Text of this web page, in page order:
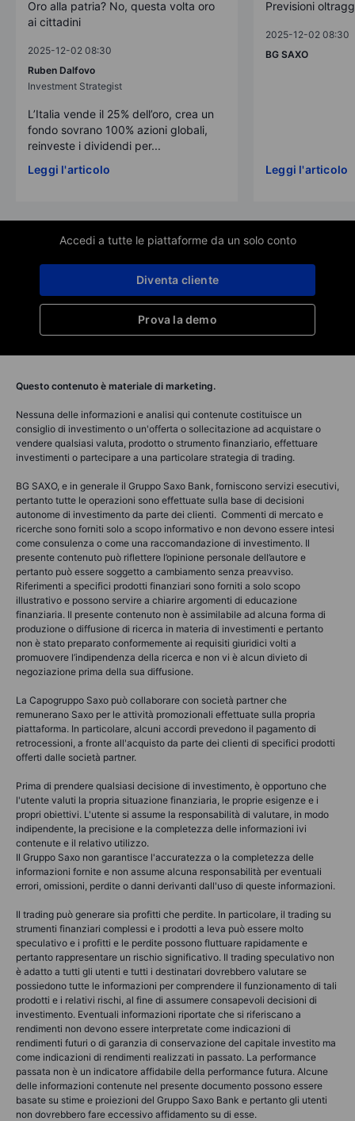
Oro alla patria? No, questa volta oro
ai cittadini
2025-12-02 08:30
Ruben Dalfovo
Investment Strategist
L’Italia vende il 25% dell’oro, crea un
fondo sovrano 100% azioni globali,
reinveste i dividendi per...
Leggi l'articolo
Previsioni
2025-12-02 08:30
BG SAXO
Leggi l'articolo
Accedi a tutte le piattaforme da un solo conto
Prova la demo
Diventa cliente
Questo contenuto è materiale di marketing.
Nessuna delle informazioni e analisi qui contenute costituisce un
consiglio di investimento o un'offerta o sollecitazione ad acquistare o
vendere qualsiasi valuta, prodotto o strumento finanziario, effettuare
investimenti o partecipare a una particolare strategia di trading.
BG SAXO, e in generale il Gruppo Saxo Bank, forniscono servizi esecutivi,
pertanto tutte le operazioni sono effettuate sulla base di decisioni
autonome di investimento da parte dei clienti. Commenti di mercato e
ricerche sono forniti solo a scopo informativo e non devono essere intesi
come consulenza o come una raccomandazione di investimento. Il
presente contenuto può riflettere l’opinione personale dell’autore e
pertanto può essere soggetto a cambiamento senza preavviso.
Riferimenti a specifici prodotti finanziari sono forniti a solo scopo
illustrativo e possono servire a chiarire argomenti di educazione
finanziaria. Il presente contenuto non è assimilabile ad alcuna forma di
produzione o diffusione di ricerca in materia di investimenti e pertanto
non è stato preparato conformemente ai requisiti giuridici volti a
promuovere l’indipendenza della ricerca e non vi è alcun divieto di
negoziazione prima della sua diffusione.
La Capogruppo Saxo può collaborare con società partner che
remunerano Saxo per le attività promozionali effettuate sulla propria
piattaforma. In particolare, alcuni accordi prevedono il pagamento di
retrocessioni, a fronte all'acquisto da parte dei clienti di specifici prodotti
offerti dalle società partner.
Prima di prendere qualsiasi decisione di investimento, è opportuno che
l'utente valuti la propria situazione finanziaria, le proprie esigenze e i
propri obiettivi. L'utente si assume la responsabilità di valutare, in modo
indipendente, la precisione e la completezza delle informazioni ivi
contenute e il relativo utilizzo.
Il Gruppo Saxo non garantisce l'accuratezza o la completezza delle
informazioni fornite e non assume alcuna responsabilità per eventuali
errori, omissioni, perdite o danni derivanti dall'uso di queste informazioni.
Il trading può generare sia profitti che perdite. In particolare, il trading su
strumenti finanziari complessi e i prodotti a leva può essere molto
speculativo e i profitti e le perdite possono fluttuare rapidamente e
pertanto rappresentare un rischio significativo. Il trading speculativo non
è adatto a tutti gli utenti e tutti i destinatari dovrebbero valutare se
possiedono tutte le informazioni per comprendere il funzionamento di tali
prodotti e i relativi rischi, al fine di assumere consapevoli decisioni di
investimento. Eventuali informazioni riportate che si riferiscano a
rendimenti non devono essere interpretate come indicazioni di
rendimenti futuri o di garanzia di conservazione del capitale investito ma
come indicazioni di rendimenti realizzati in passato. La performance
passata non è un indicatore affidabile della performance futura. Alcune
delle informazioni contenute nel presente documento possono essere
basate su stime e proiezioni del Gruppo Saxo Bank e pertanto gli utenti
non dovrebbero fare eccessivo affidamento su di esse.